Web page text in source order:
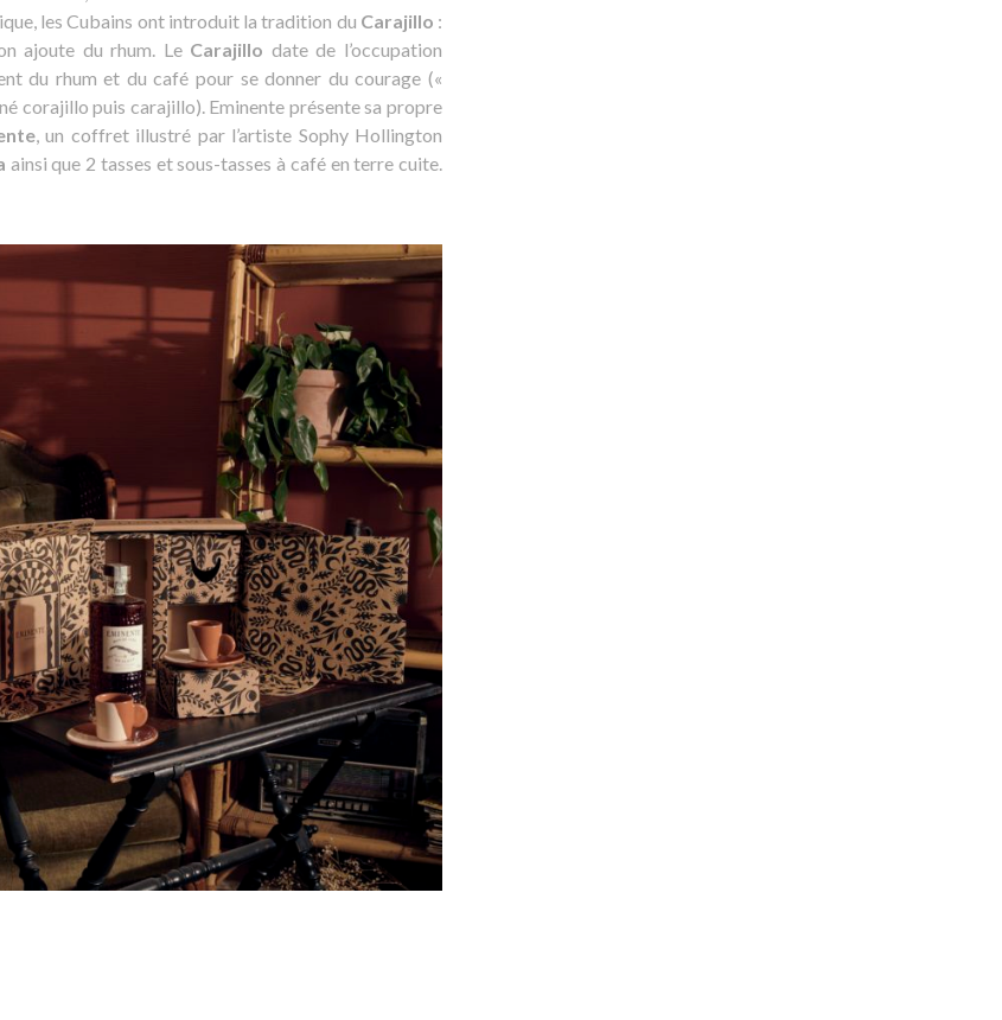
les Cubains ont introduit la tradition du Carajillo :
ajoute du rhum. Le Carajillo date de l’occupation
du rhum et du café pour se donner du courage («
corajillo puis carajillo). Eminente présente sa propre
, un coffret illustré par l’artiste Sophy Hollington
ainsi que 2 tasses et sous-tasses à café en terre cuite.